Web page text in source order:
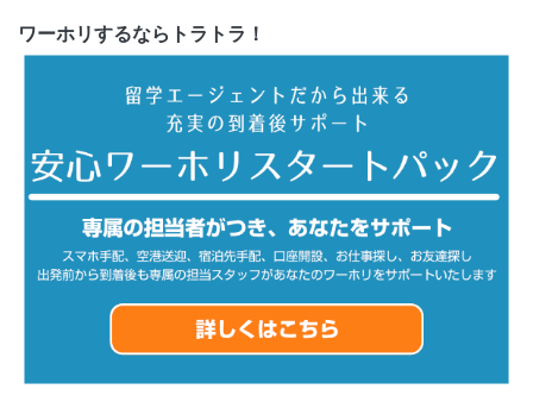
ワーホリするならトラトラ！